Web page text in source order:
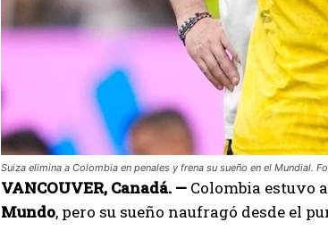
Suiza elimina a Colombia en penales y frena su sueño en el Mundial.
VANCOUVER, Canadá. — Colombia estuvo
Mundo, pero su sueño naufragó desde el